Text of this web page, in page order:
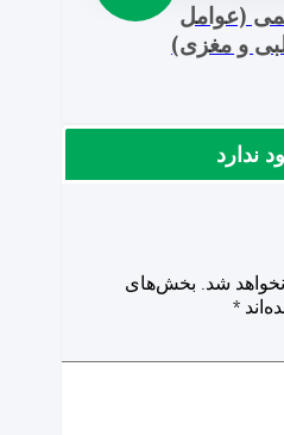
(عوامل
و مغزی)
ندارد
شد. بخش‌های
*